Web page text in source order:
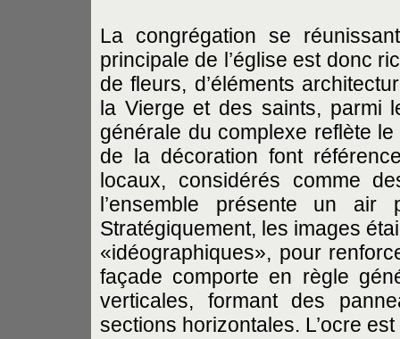
La congrégation se
principale de l’église est donc
de fleurs, d’éléments
la Vierge et des saints, parmi
générale du complexe reflète
de la décoration font
locaux, considérés comme
l’ensemble présente un air
Stratégiquement, les images
«idéographiques», pour
façade comporte en règle
verticales, formant des
sections horizontales. L’ocre